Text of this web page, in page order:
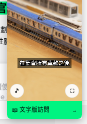
用
政
衰竭
，45 日內減去約 20
膿毒症、膿毒性休克
🎵 ⛶
📖 文字版訪問 →